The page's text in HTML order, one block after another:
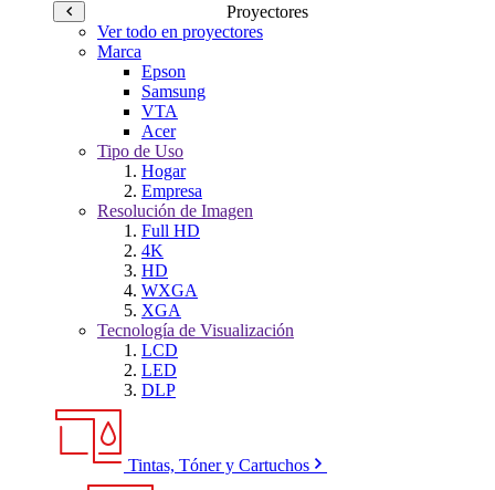
Proyectores
Ver todo en proyectores
Marca
Epson
Samsung
VTA
Acer
Tipo de Uso
Hogar
Empresa
Resolución de Imagen
Full HD
4K
HD
WXGA
XGA
Tecnología de Visualización
LCD
LED
DLP
Tintas, Tóner y Cartuchos